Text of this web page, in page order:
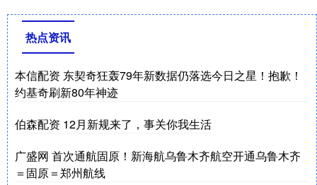
热点资讯
本信配资 东契奇狂轰79年新数据仍落选今日之星！抱歉！
约基奇刷新80年神迹
伯森配资 12月新规来了，事关你我生活
广盛网 首次通航固原！新海航乌鲁木齐航空开通乌鲁木齐
＝固原＝郑州航线